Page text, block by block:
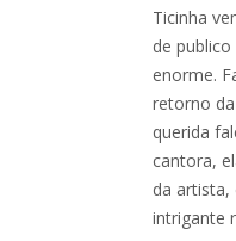
Ticinha
de
enorme.
retorno
querida
cantora,
da artista,
intrigante